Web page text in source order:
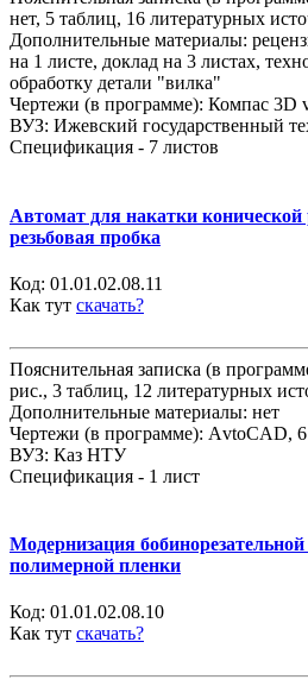
нет, 5 таблиц, 16 литературных
Дополнительные материалы:
на 1 листе, доклад на 3 листах,
обработку детали "вилка"
Чертежи (в программе): Компас 3D
ВУЗ: Ижевский государственный
Спецификация - 7 листов
Автомат для накатки конической
резьбовая пробка
Код: 01.01.02.08.11
Как тут скачать?
Пояснительная записка (в
рис., 3 таблиц, 12 литературных
Дополнительные материалы: нет
Чертежи (в программе): АvtoCAD, 6
ВУЗ: Каз НТУ
Спецификация - 1 лист
Модернизация
полимерной пленки
Код: 01.01.02.08.10
Как тут скачать?